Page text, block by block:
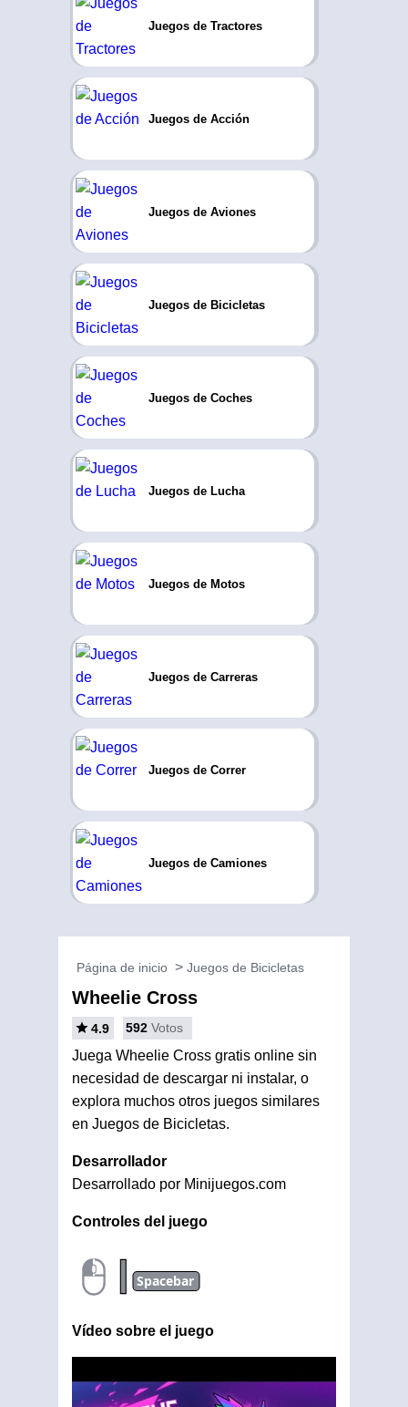
Juegos de Tractores
Juegos de Acción
Juegos de Aviones
Juegos de Bicicletas
Juegos de Coches
Juegos de Lucha
Juegos de Motos
Juegos de Carreras
Juegos de Correr
Juegos de Camiones
Página de inicio Juegos de Bicicletas
Wheelie Cross
4.9 592 Votos
Juega Wheelie Cross gratis online sin
necesidad de descargar ni instalar, o
explora muchos otros juegos similares
en Juegos de Bicicletas.
Desarrollador
Desarrollado por Minijuegos.com
Controles del juego
| Spacebar
Vídeo sobre el juego